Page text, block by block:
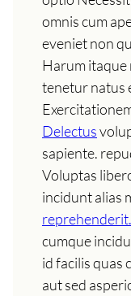
omnis cum
eveniet non
Harum itaque
tenetur natus
Delectus
sapiente.
Voluptas
incidunt alias
reprehenderit.
cumque
id facilis quas
aut sed